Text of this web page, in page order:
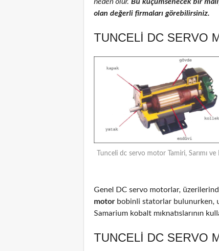
olan değerli firmaları görebilirsiniz.
TUNCELI DC SERVO
Tunceli dc servo motor Tamiri, Sarımı ve
Genel DC servo motorlar,
motor bobinli statorlar bulunurken,
Samarium kobalt mıknatıslarının
TUNCELI DC SERVO